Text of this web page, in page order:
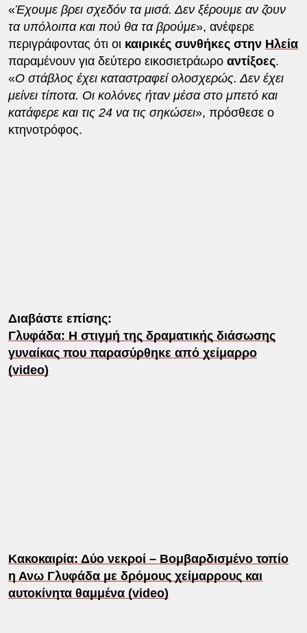
«Έχουμε βρει σχεδόν τα μισά. Δεν ξέρουμε αν ζουν
τα υπόλοιπα και πού θα τα βρούμε», ανέφερε
περιγράφοντας ότι οι καιρικές συνθήκες στην Ηλεία
παραμένουν για δεύτερο εικοσιετράωρο αντίξοες.
«Ο στάβλος έχει καταστραφεί ολοσχερώς. Δεν έχει
μείνει τίποτα. Οι κολόνες ήταν μέσα στο μπετό και
κατάφερε και τις 24 να τις σηκώσει», πρόσθεσε ο
κτηνοτρόφος.
Διαβάστε επίσης:
Γλυφάδα: Η στιγμή της δραματικής διάσωσης
γυναίκας που παρασύρθηκε από χείμαρρο
(video)
Κακοκαιρία: Δύο νεκροί – Βομβαρδισμένο τοπίο
η Ανω Γλυφάδα με δρόμους χείμαρρους και
αυτοκίνητα θαμμένα (video)